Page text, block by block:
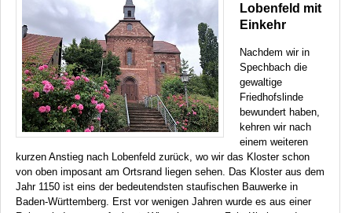
Lobenfeld mit
Einkehr
Nachdem wir in
Spechbach die
gewaltige
Friedhofslinde
bewundert haben,
kehren wir nach
einem weiteren
kurzen Anstieg nach Lobenfeld zurück, wo wir das Kloster schon
von oben imposant am Ortsrand liegen sehen. Das Kloster aus dem
Jahr 1150 ist eins der bedeutendsten staufischen Bauwerke in
Baden-Württemberg. Erst vor wenigen Jahren wurde es aus einer